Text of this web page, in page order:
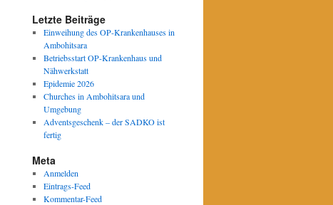
Letzte Beiträge
Einweihung des OP-Krankenhauses in
Ambohitsara
Betriebsstart OP-Krankenhaus und
Nähwerkstatt
Epidemie 2026
Churches in Ambohitsara und
Umgebung
Adventsgeschenk – der SADKO ist
fertig
Meta
Anmelden
Eintrags-Feed
Kommentar-Feed